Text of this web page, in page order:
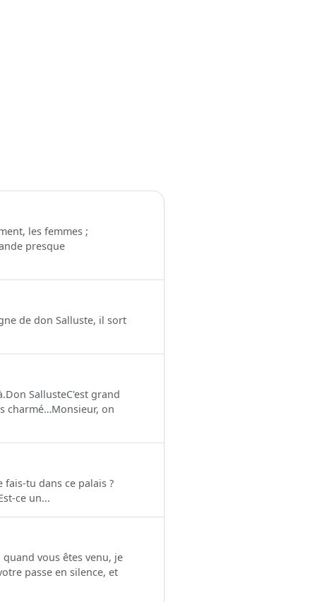
les femmes ;
presque
de don Salluste, il sort
SallusteC'est grand
charmé…Monsieur, on
fais-tu dans ce palais ?
ce un...
vous êtes venu, je
passe en silence, et